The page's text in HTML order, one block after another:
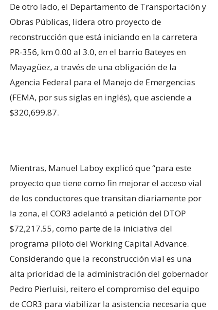
De otro lado, el Departamento de Transportación y
Obras Públicas, lidera otro proyecto de
reconstrucción que está iniciando en la carretera
PR-356, km 0.00 al 3.0, en el barrio Bateyes en
Mayagüez, a través de una obligación de la
Agencia Federal para el Manejo de Emergencias
(FEMA, por sus siglas en inglés), que asciende a
$320,699.87.
Mientras, Manuel Laboy explicó que “para este
proyecto que tiene como fin mejorar el acceso vial
de los conductores que transitan diariamente por
la zona, el COR3 adelantó a petición del DTOP
$72,217.55, como parte de la iniciativa del
programa piloto del WorkingCapital Advance.
Considerando que la reconstrucción vial es una
alta prioridad de la administración del gobernador
Pedro Pierluisi, reitero el compromiso del equipo
de COR3 para viabilizar la asistencia necesaria que